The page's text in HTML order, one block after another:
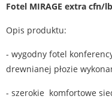
Fotel MIRAGE extra cfn/lb
Opis produktu:
- wygodny fotel
drewnianej płozie
- szerokie komfortowe